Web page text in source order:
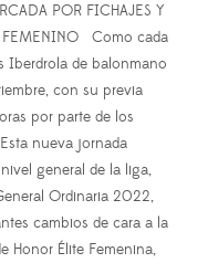
POR FICHAJES Y
FEMENINO Como cada
Iberdrola de balonmano
con su previa
por parte de los
nueva jornada
general de la liga,
Ordinaria 2022,
cambios de cara a la
Honor Élite Femenina,